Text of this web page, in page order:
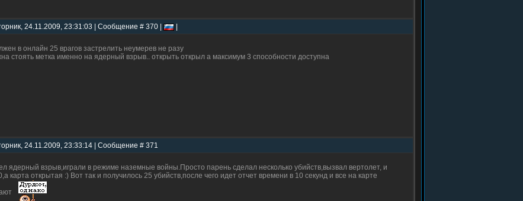
24.11.2009, 23:31:03 | Сообщение # 370 |
в онлайн 25 врагов застрелить неумерев не разу
стоять метка именно на ядерный взрыв.. открыть открыл а максимум 3 способности доступна
24.11.2009, 23:33:14 | Сообщение # 371
ядерный взрыв,играли в режиме наземные войны.Просто парень сделал несколько убийств,вызвал вертолет, и
карта открытая :) Вот так и получилось 25 убийств,после чего идет отчет времени в 10 секунд и все на карте